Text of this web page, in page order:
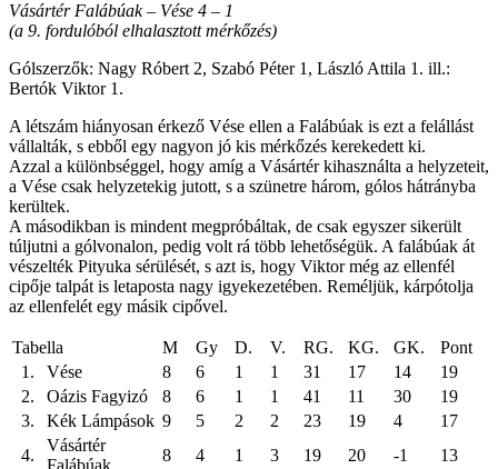
Vásártér Falábúak – Vése 4 – 1
(a 9. fordulóból elhalasztott mérkőzés)
Gólszerzők: Nagy Róbert 2, Szabó Péter 1, László Attila 1. ill.:
Bertók Viktor 1.
A létszám hiányosan érkező Vése ellen a Falábúak is ezt a felállást
vállalták, s ebből egy nagyon jó kis mérkőzés kerekedett ki.
Azzal a különbséggel, hogy amíg a Vásártér kihasználta a helyzeteit,
a Vése csak helyzetekig jutott, s a szünetre három, gólos hátrányba
kerültek.
A másodikban is mindent megpróbáltak, de csak egyszer sikerült
túljutni a gólvonalon, pedig volt rá több lehetőségük. A falábúak át
vészelték Pityuka sérülését, s azt is, hogy Viktor még az ellenfél
cipője talpát is letaposta nagy igyekezetében. Reméljük, kárpótolja
az ellenfelét egy másik cipővel.
Tabella M Gy D. V. RG. KG. GK.
Pont
1.
Vése 8 6 1 1 31 17 14
19
2.
Oázis Fagyizó 8 6 1 1 41 11 30
19
3.
Kék Lámpások 9 5 2 2 23 19 4
17
4.
Vásártér
8 4 1 3 19 20 -1 13